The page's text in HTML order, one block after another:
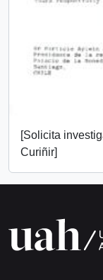
[Solicita
Curiñir]